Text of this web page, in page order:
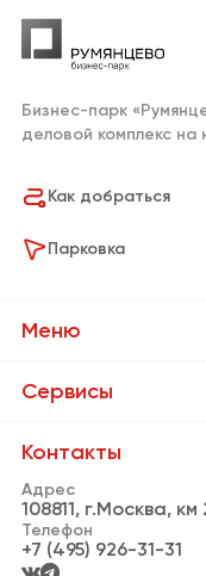
Бизнес-парк
деловой комплекс
Меню
О Бизнес-парке
Резиденты
Новости
Сервисы
Банки и банкоматы
Пункты выдачи
Кафе и рестораны
Контакты
Адрес
108811, г.Москва,
Телефон
+7 (495) 926-31-31
Как добраться
Парковка